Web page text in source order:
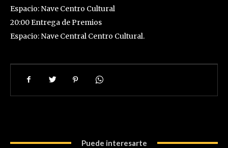
Espacio: Nave Centro Cultural
20:00 Entrega de Premios
Espacio: Nave Central Centro Cultural.
Puede interesarte